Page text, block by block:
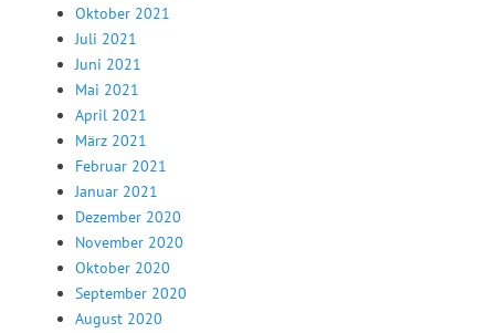
Oktober 2021
Juli 2021
Juni 2021
Mai 2021
April 2021
März 2021
Februar 2021
Januar 2021
Dezember 2020
November 2020
Oktober 2020
September 2020
August 2020